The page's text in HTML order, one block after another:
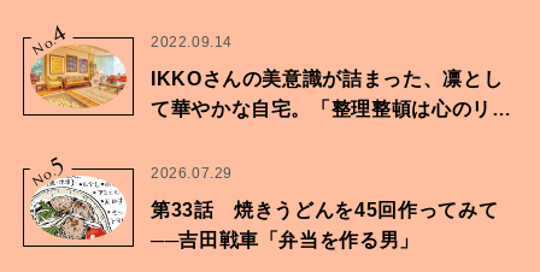
No.
4 2022.09.14
IKKOさんの美意識が詰まった、凛とし
て華やかな自宅。「整理整頓は心のリズ
No.5 2026.07.29
第33話 焼きうどんを45回作ってみて
──吉田戦車「弁当を作る男」